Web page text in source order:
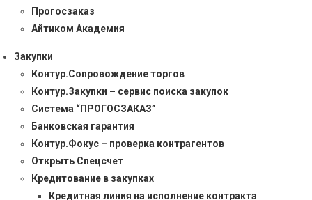
Прогосзаказ
Айтиком Академия
Закупки
Контур.Сопровождение торгов
Контур.Закупки – сервис поиска закупок
Система “ПРОГОСЗАКАЗ”
Банковская гарантия
Контур.Фокус – проверка контрагентов
Открыть Спецсчет
Кредитование в закупках
Кредитная линия на исполнение контракта